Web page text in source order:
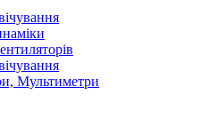
Мультиметри